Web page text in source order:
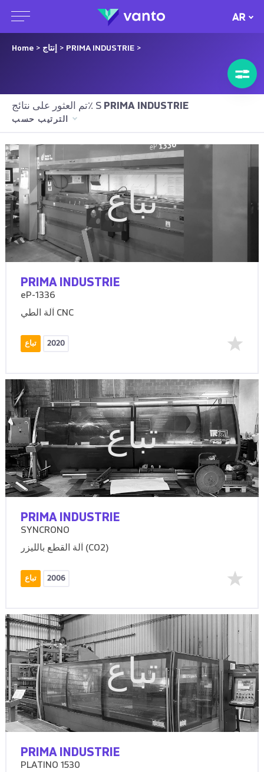
AR
Home > إنتاج > PRIMA INDUSTRIE >
تم العثور على نتائج٪ S PRIMA INDUSTRIE
الترتيب حسب
تباع
PRIMA INDUSTRIE
eP-1336
آلة الطي CNC
تباع 2020
تباع
PRIMA INDUSTRIE
SYNCRONO
آلة القطع بالليزر (CO2)
تباع 2006
تباع
PRIMA INDUSTRIE
PLATINO 1530